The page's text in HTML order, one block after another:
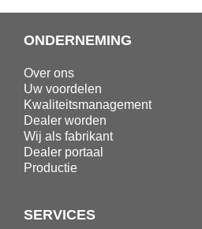
LIJMEN EN AFDICHTEN
BESCHERMING
ONDERNEMING
Over ons
Uw voordelen
Kwaliteitsmanagement
Dealer worden
Wij als fabrikant
Dealer portaal
Productie
SERVICES